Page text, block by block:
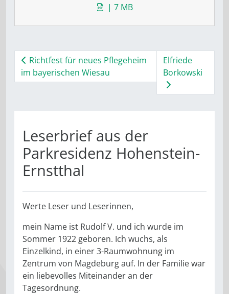
| 7 MB
Richtfest für neues Pflegeheim
im bayerischen Wiesau
Elfriede
Borkowski
Leserbrief aus der
Parkresidenz Hohenstein-
Ernstthal
Werte Leser und Leserinnen,
mein Name ist Rudolf V. und ich wurde im
Sommer 1922 geboren. Ich wuchs, als
Einzelkind, in einer 3-Raumwohnung im
Zentrum von Magdeburg auf. In der Familie war
ein liebevolles Miteinander an der
Tagesordnung.